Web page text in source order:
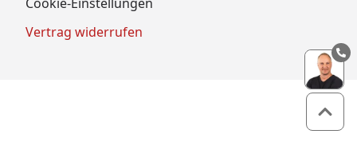
Vertrag widerrufen